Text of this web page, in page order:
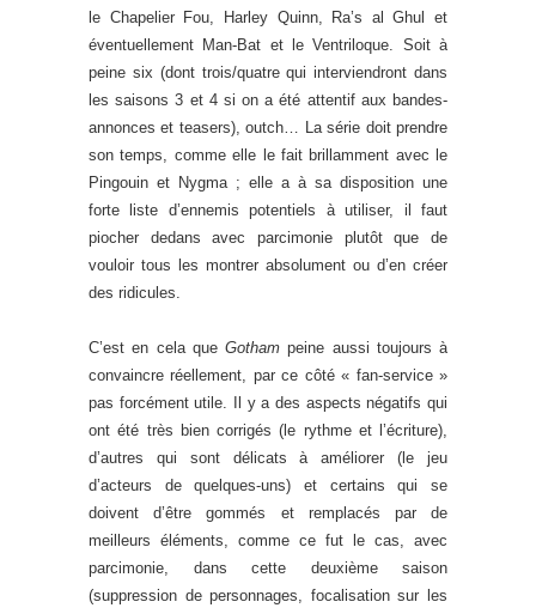
le Chapelier Fou, Harley Quinn, Ra’s al Ghul et
éventuellement Man-Bat et le Ventriloque. Soit à
peine six (dont trois/quatre qui interviendront dans
les saisons 3 et 4 si on a été attentif aux bandes-
annonces et teasers), outch… La série doit prendre
son temps, comme elle le fait brillamment avec le
Pingouin et Nygma ; elle a à sa disposition une
forte liste d’ennemis potentiels à utiliser, il faut
piocher dedans avec parcimonie plutôt que de
vouloir tous les montrer absolument ou d’en créer
des ridicules.
C’est en cela que Gotham peine aussi toujours à
convaincre réellement, par ce côté « fan-service »
pas forcément utile. Il y a des aspects négatifs qui
ont été très bien corrigés (le rythme et l’écriture),
d’autres qui sont délicats à améliorer (le jeu
d’acteurs de quelques-uns) et certains qui se
doivent d’être gommés et remplacés par de
meilleurs éléments, comme ce fut le cas, avec
parcimonie, dans cette deuxième saison
(suppression de personnages, focalisation sur les